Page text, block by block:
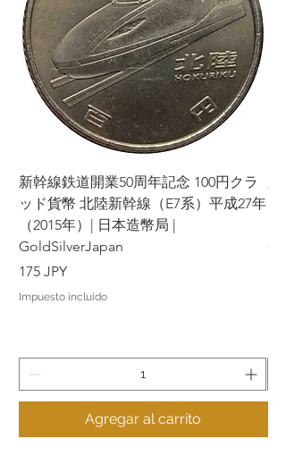
新幹線鉄道開業50周年記念 100円クラ
ッド貨幣 北陸新幹線（E7系）平成27年
（2015年）| 日本造幣局 |
GoldSilverJapan
Precio
175 JPY
Impuesto incluido
Agregar al carrito